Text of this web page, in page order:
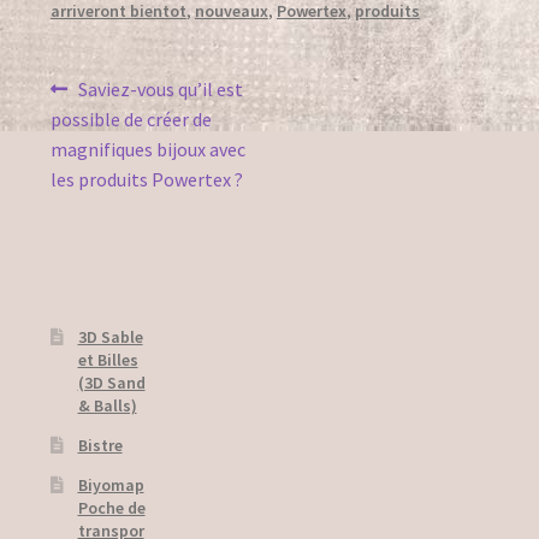
Bister
Garden decos
Lamps
Stone Art
Use of Fabrics
Legal notice
Livraison
arriveront bientot,nouveaux, Powertex,produits
Navigation
de
l’article
Article
précédent :
Saviez-vous qu’il est
possible de créer de
magnifiques bijoux avec
les produits Powertex ?
3D Sable
et Billes
(3D Sand
& Balls)
Bistre
Biyomap
Poche de
transpor